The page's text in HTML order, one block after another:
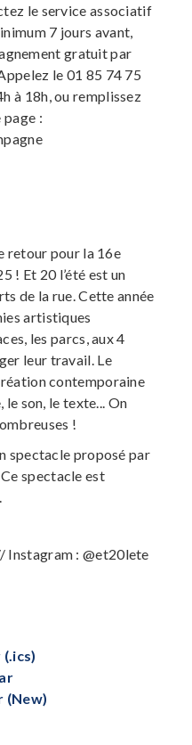
le service associatif
7 jours avant,
gratuit par
le 01 85 74 75
à 18h, ou remplissez
:
retour pour la 16e
! Et 20 l’été est un
de la rue. Cette année
artistiques
les parcs, aux 4
leur travail. Le
contemporaine
le son, le texte... On
!
spectacle proposé par
spectacle est
: @et20lete
(New)